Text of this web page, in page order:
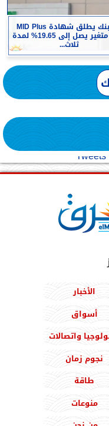
ميدبنك يطلق شهادة MID Plus
بعائد متغير يصل إلى 19.65% لمدة
ثلاث...
الأخبار
أسواق
واتصالات
نجوم زمان
طاقة
منوعات